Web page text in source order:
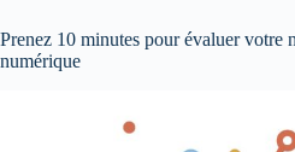
Prenez 10 minutes pour évaluer votre
numérique